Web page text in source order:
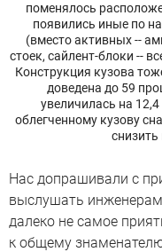
поменялось
появились иные по
(вместо активных --
стоек, сайлент-блоки --
Конструкция кузова
доведена до 59
увеличилась на
облегченному кузову
Нас допрашивали с
выслушать
далеко не самое
к общему